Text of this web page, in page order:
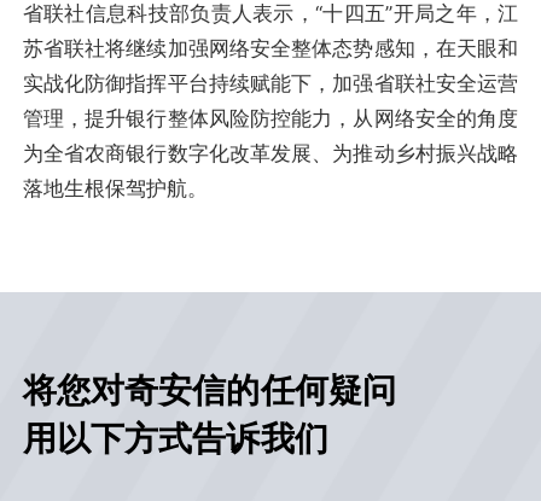
省联社信息科技部负责人表示，“十四五”开局之年，江
苏省联社将继续加强网络安全整体态势感知，在天眼和
实战化防御指挥平台持续赋能下，加强省联社安全运营
管理，提升银行整体风险防控能力，从网络安全的角度
为全省农商银行数字化改革发展、为推动乡村振兴战略
落地生根保驾护航。
将您对奇安信的任何疑问
用以下方式告诉我们